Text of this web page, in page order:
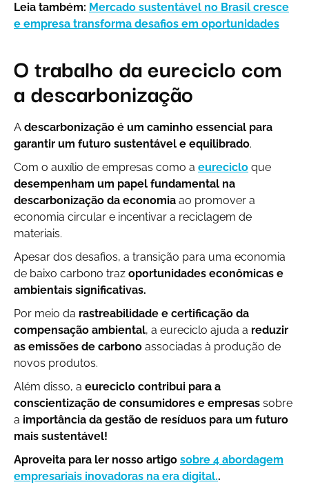
Leia também: Mercado sustentável no Brasil cresce
e empresa transforma desafios em oportunidades
O trabalho da eureciclo com
a descarbonização
A descarbonização é um caminho essencial para
garantir um futuro sustentável e equilibrado.
Com o auxílio de empresas como a eureciclo que
desempenham um papel fundamental na
descarbonização da economia ao promover a
economia circular e incentivar a reciclagem de
materiais.
Apesar dos desafios, a transição para uma economia
de baixo carbono traz oportunidades econômicas e
ambientais significativas.
Por meio da rastreabilidade e certificação da
compensação ambiental, a eureciclo ajuda a reduzir
as emissões de carbono associadas à produção de
novos produtos.
Além disso, a eureciclo contribui para a
conscientização de consumidores e empresas sobre
a importância da gestão de resíduos para um futuro
mais sustentável!
Aproveita para ler nosso artigo sobre 4 abordagem
empresariais inovadoras na era digital..